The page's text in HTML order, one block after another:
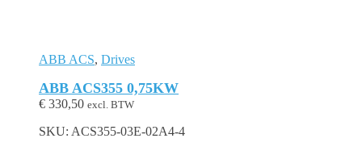
ABB ACS, Drives
ABB ACS355 0,75KW
€ 330,50 excl. BTW
SKU: ACS355-03E-02A4-4